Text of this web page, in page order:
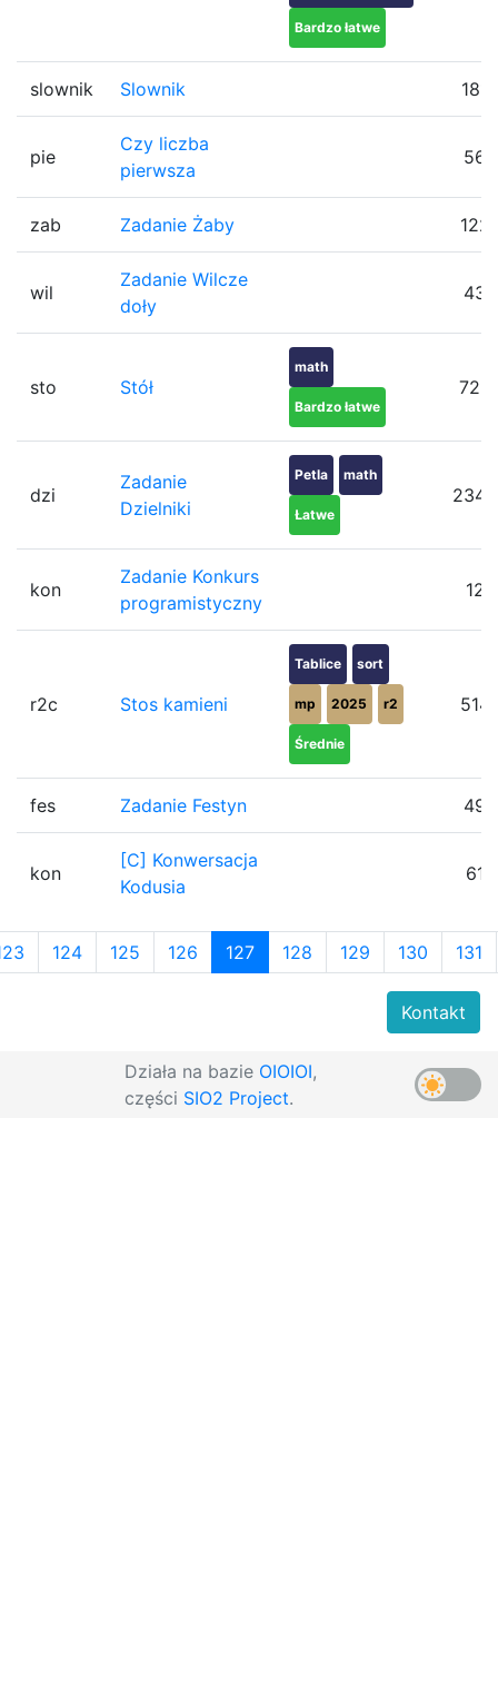
Bardzo łatwe
slownik Slownik 181
pie
Czy liczba
pierwsza
56
zab Zadanie Żaby 122
wil
Zadanie Wilcze
doły
43
sto Stół
math
Bardzo łatwe
726
dzi
Zadanie
Dzielniki
Petla math
Łatwe
2348
kon
Zadanie Konkurs
programistyczny
12
r2c Stos kamieni
Tablice sort
mp 2025 r2
Średnie
514
fes Zadanie Festyn 49
kon
[C] Konwersacja
Kodusia
61
124 125 126 127 128 129 130 131
Działa na bazie OIOIOI,
części SIO2 Project.
Kontakt